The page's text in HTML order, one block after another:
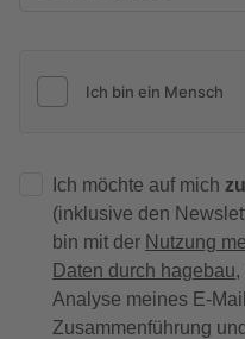
Ich möchte auf mich
(inklusive den
bin mit der Nutzung
Daten durch hagebau,
Analyse meines E-
Zusammenführung